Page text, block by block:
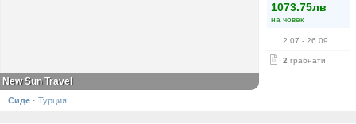
1073.75лв
на човек
2.07 - 26.09
2 грабнати
New Sun Travel
Сиде · Турция